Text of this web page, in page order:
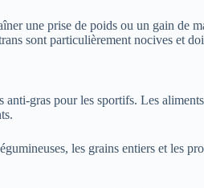
une prise de poids ou un gain de
sont particulièrement nocives et
gras pour les sportifs. Les
les grains entiers et les